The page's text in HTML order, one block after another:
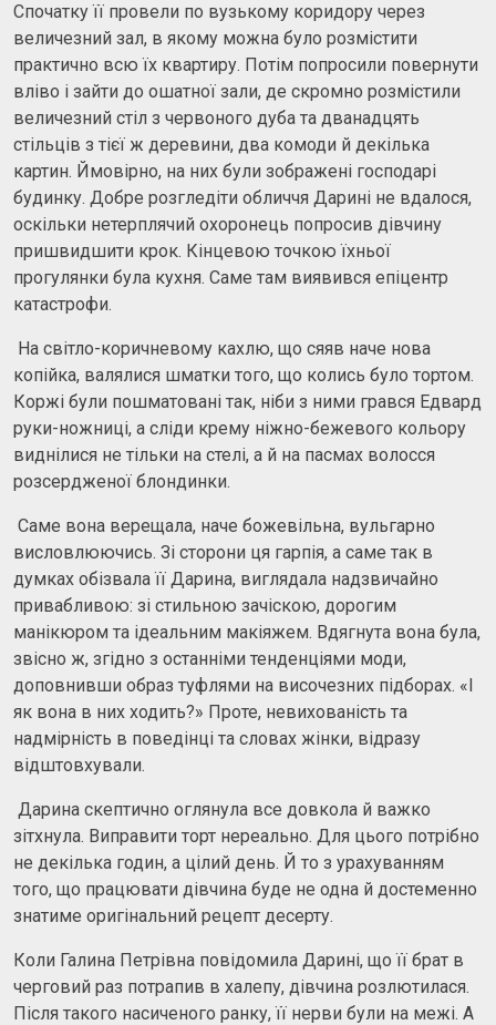
Спочатку її провели по вузькому коридору через
величезний зал, в якому можна було розмістити
практично всю їх квартиру. Потім попросили повернути
вліво і зайти до ошатної зали, де скромно розмістили
величезний стіл з червоного дуба та дванадцять
стільців з тієї ж деревини, два комоди й декілька
картин. Ймовірно, на них були зображені господарі
будинку. Добре розгледіти обличчя Дарині не вдалося,
оскільки нетерплячий охоронець попросив дівчину
пришвидшити крок. Кінцевою точкою їхньої
прогулянки була кухня. Саме там виявився епіцентр
катастрофи.
На світло-коричневому кахлю, що сяяв наче нова
копійка, валялися шматки того, що колись було тортом.
Коржі були пошматовані так, ніби з ними грався Едвард
руки-ножниці, а сліди крему ніжно-бежевого кольору
виднілися не тільки на стелі, а й на пасмах волосся
розсердженої блондинки.
Саме вона верещала, наче божевільна, вульгарно
висловлюючись. Зі сторони ця гарпія, а саме так в
думках обізвала її Дарина, виглядала надзвичайно
привабливою: зі стильною зачіскою, дорогим
манікюром та ідеальним макіяжем. Вдягнута вона була,
звісно ж, згідно з останніми тенденціями моди,
доповнивши образ туфлями на височезних підборах. «І
як вона в них ходить?» Проте, невихованість та
надмірність в поведінці та словах жінки, відразу
відштовхували.
Дарина скептично оглянула все довкола й важко
зітхнула. Виправити торт нереально. Для цього потрібно
не декілька годин, а цілий день. Й то з урахуванням
того, що працювати дівчина буде не одна й достеменно
знатиме оригінальний рецепт десерту.
Коли Галина Петрівна повідомила Дарині, що її брат в
черговий раз потрапив в халепу, дівчина розлютилася.
Після такого насиченого ранку, її нерви були на межі. А